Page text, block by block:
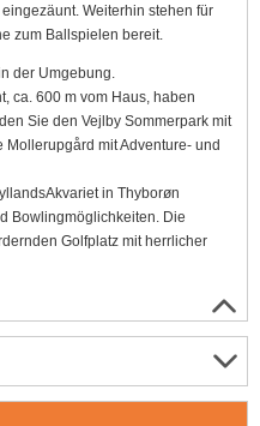
Weiterhin stehen für
zum Ballspielen bereit.
der Umgebung.
ca. 600 m vom Haus, haben
Sie den Vejlby Sommerpark mit
Mollerupgård mit Adventure- und
in Thyborøn
Bowlingmöglichkeiten. Die
Golfplatz mit herrlicher